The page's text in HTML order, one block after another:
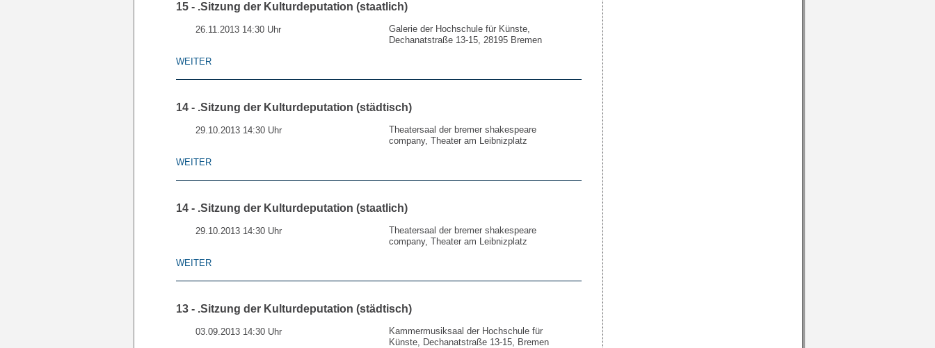
15 - .Sitzung der Kulturdeputation (staatlich)
26.11.2013 14:30 Uhr
Galerie der Hochschule für Künste,
Dechanatstraße 13-15, 28195 Bremen
WEITER
14 - .Sitzung der Kulturdeputation (städtisch)
29.10.2013 14:30 Uhr
Theatersaal der bremer shakespeare
company, Theater am Leibnizplatz
WEITER
14 - .Sitzung der Kulturdeputation (staatlich)
29.10.2013 14:30 Uhr
Theatersaal der bremer shakespeare
company, Theater am Leibnizplatz
WEITER
13 - .Sitzung der Kulturdeputation (städtisch)
03.09.2013 14:30 Uhr
Kammermusiksaal der Hochschule für
Künste, Dechanatstraße 13-15, Bremen